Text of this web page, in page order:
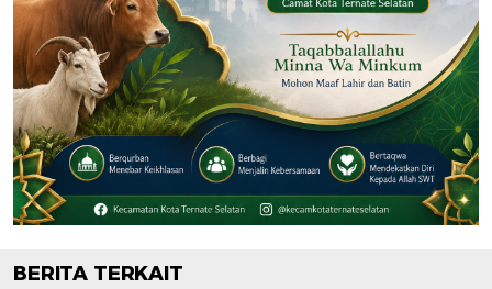
BERITA TERKAIT